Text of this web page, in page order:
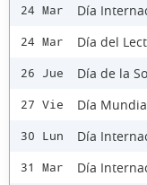
24 Mar Día
24 Mar Día del
26 Jue Día de la
27 Vie Día
30 Lun Día
31 Mar Día